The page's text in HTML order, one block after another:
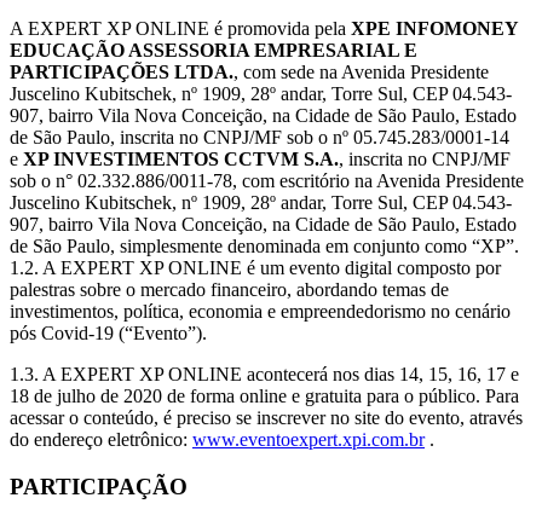
A EXPERT XP ONLINE é promovida pela XPE INFOMONEY
EDUCAÇÃO ASSESSORIA EMPRESARIAL E
PARTICIPAÇÕES LTDA., com sede na Avenida Presidente
Juscelino Kubitschek, nº 1909, 28º andar, Torre Sul, CEP 04.543-
907, bairro Vila Nova Conceição, na Cidade de São Paulo, Estado
de São Paulo, inscrita no CNPJ/MF sob o nº 05.745.283/0001-14
e XP INVESTIMENTOS CCTVM S.A., inscrita no CNPJ/MF
sob o n° 02.332.886/0011-78, com escritório na Avenida Presidente
Juscelino Kubitschek, nº 1909, 28º andar, Torre Sul, CEP 04.543-
907, bairro Vila Nova Conceição, na Cidade de São Paulo, Estado
de São Paulo, simplesmente denominada em conjunto como “XP”.
1.2. A EXPERT XP ONLINE é um evento digital composto por
palestras sobre o mercado financeiro, abordando temas de
investimentos, política, economia e empreendedorismo no cenário
pós Covid-19 (“Evento”).
1.3. A EXPERT XP ONLINE acontecerá nos dias 14, 15, 16, 17 e
18 de julho de 2020 de forma online e gratuita para o público. Para
acessar o conteúdo, é preciso se inscrever no site do evento, através
do endereço eletrônico: www.eventoexpert.xpi.com.br.
PARTICIPAÇÃO